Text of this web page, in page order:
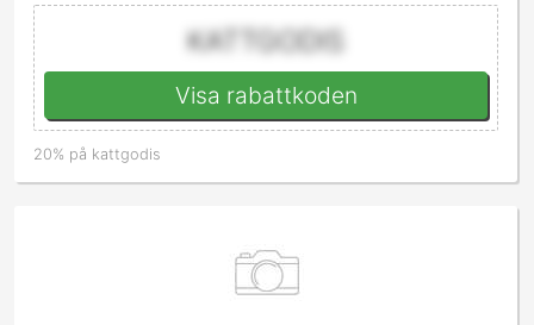
KATTGODIS
Visa rabattkoden
20% på kattgodis